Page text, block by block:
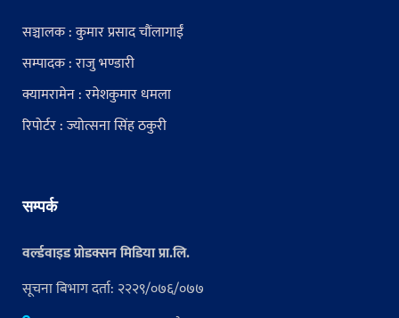
सञ्चालक : कुमार प्रसाद चौंलागाईं
सम्पादक : राजु भण्डारी
क्यामरामेन : रमेशकुमार धमला
रिपोर्टर : ज्योत्सना सिंह ठकुरी
सम्पर्क
वर्ल्डवाइड प्रोडक्सन मिडिया प्रा.लि.
सूचना बिभाग दर्ता: २२२९/०७६/०७७